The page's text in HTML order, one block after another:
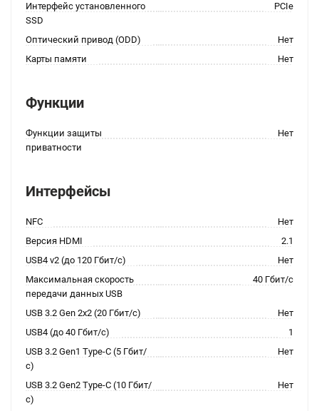
Интерфейс установленного
SSD
PCIe
Оптический привод (ODD)
Нет
Карты памяти
Нет
Функции
Функции защиты
приватности
Нет
Интерфейсы
NFC
Нет
Версия HDMI
2.1
USB4 v2 (до 120 Гбит/с)
Нет
Максимальная скорость
передачи данных USB
40 Гбит/с
USB 3.2 Gen 2x2 (20 Гбит/с)
Нет
USB4 (до 40 Гбит/с)
1
USB 3.2 Gen1 Type-C (5 Гбит/
с)
Нет
USB 3.2 Gen2 Type-C (10 Гбит/
с)
Нет